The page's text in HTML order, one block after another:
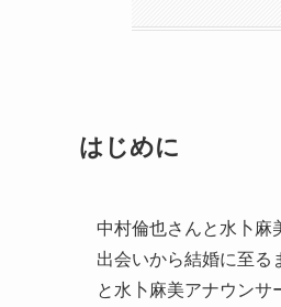
はじめに
中村倫也さんと水卜麻
出会いから結婚に至る
と水卜麻美アナウンサ